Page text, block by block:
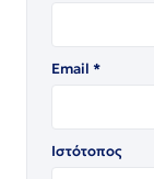
Email *
Ιστότοπος